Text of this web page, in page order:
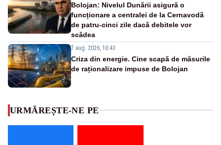
Bolojan: Nivelul Dunării asigură o
funcționare a centralei de la Cernavodă
de patru-cinci zile dacă debitele vor
scădea
7 aug. 2026, 10:43
Criza din energie. Cine scapă de măsurile
de raționalizare impuse de Bolojan
URMĂREȘTE-NE PE